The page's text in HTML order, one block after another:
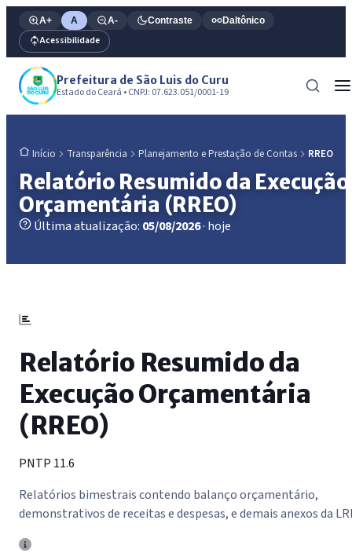
A+ A A- Contraste Daltônico
Acessibilidade
Prefeitura de São Luis do Curu
Estado do Ceará • CNPJ: 07.623.051/0001-19
Início Transparência Planejamento e Prestação de Contas RREO
Relatório Resumido da Execução
Orçamentária (RREO)
Última atualização: 05/08/2026· hoje
Relatório Resumido da
Execução Orçamentária
(RREO)
PNTP 11.6
Relatórios bimestrais contendo balanço orçamentário,
demonstrativos de receitas e despesas, e demais anexos da